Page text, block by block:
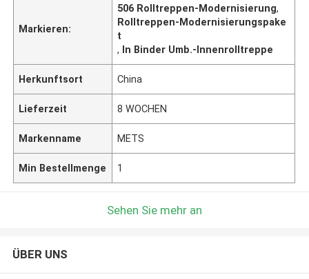
Markieren:
506 Rolltreppen-Modernisierung,
Rolltreppen-Modernisierungspake
t
, In Binder Umb.-Innenrolltreppe
Herkunftsort China
Lieferzeit 8 WOCHEN
Markenname METS
Min Bestellmenge 1
Sehen Sie mehr an
ÜBER UNS